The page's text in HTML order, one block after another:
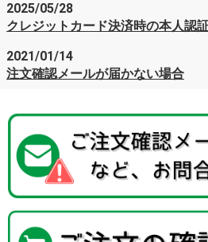
2025/05/28
クレジットカード決済時の本人認
2021/01/14
注文確認メールが届かない場合